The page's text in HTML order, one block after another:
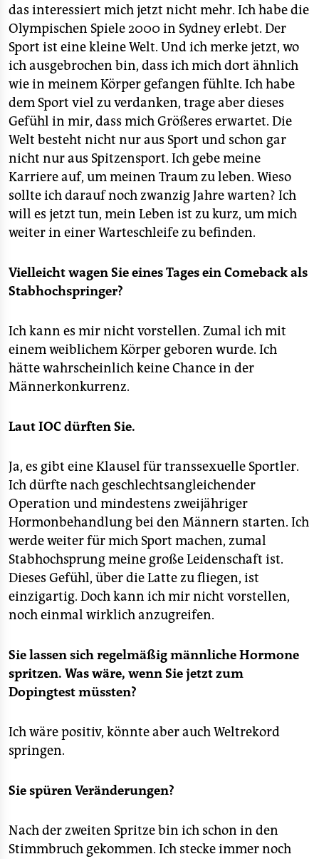
das interessiert mich jetzt nicht mehr. Ich habe die
Olympischen Spiele 2000 in Sydney erlebt. Der
Sport ist eine kleine Welt. Und ich merke jetzt, wo
ich ausgebrochen bin, dass ich mich dort ähnlich
wie in meinem Körper gefangen fühlte. Ich habe
dem Sport viel zu verdanken, trage aber dieses
Gefühl in mir, dass mich Größeres erwartet. Die
Welt besteht nicht nur aus Sport und schon gar
nicht nur aus Spitzensport. Ich gebe meine
Karriere auf, um meinen Traum zu leben. Wieso
sollte ich darauf noch zwanzig Jahre warten? Ich
will es jetzt tun, mein Leben ist zu kurz, um mich
weiter in einer Warteschleife zu befinden.
Vielleicht wagen Sie eines Tages ein Comeback als
Stabhochspringer?
Ich kann es mir nicht vorstellen. Zumal ich mit
einem weiblichem Körper geboren wurde. Ich
hätte wahrscheinlich keine Chance in der
Männerkonkurrenz.
Laut IOC dürften Sie.
Ja, es gibt eine Klausel für transsexuelle Sportler.
Ich dürfte nach geschlechtsangleichender
Operation und mindestens zweijähriger
Hormonbehandlung bei den Männern starten. Ich
werde weiter für mich Sport machen, zumal
Stabhochsprung meine große Leidenschaft ist.
Dieses Gefühl, über die Latte zu fliegen, ist
einzigartig. Doch kann ich mir nicht vorstellen,
noch einmal wirklich anzugreifen.
Sie lassen sich regelmäßig männliche Hormone
spritzen. Was wäre, wenn Sie jetzt zum
Dopingtest müssten?
Ich wäre positiv, könnte aber auch Weltrekord
springen.
Sie spüren Veränderungen?
Nach der zweiten Spritze bin ich schon in den
Stimmbruch gekommen. Ich stecke immer noch